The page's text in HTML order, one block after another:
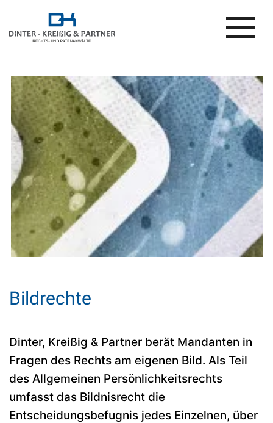
Bildrechte
Dinter, Kreißig & Partner berät Mandanten in
Fragen des Rechts am eigenen Bild. Als Teil
des Allgemeinen Persönlichkeitsrechts
umfasst das Bildnisrecht die
Entscheidungsbefugnis jedes Einzelnen, über